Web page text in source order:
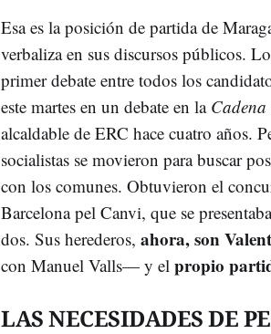
Esa es la posición de partida de
verbaliza en sus discursos públicos.
primer debate entre todos los
este martes en un debate en la Cadena
alcaldable de ERC hace cuatro años.
socialistas se movieron para buscar
con los comunes. Obtuvieron el
Barcelona pel Canvi, que se
dos. Sus herederos, ahora, son
con Manuel Valls— y el propio
LAS NECESIDADES DE